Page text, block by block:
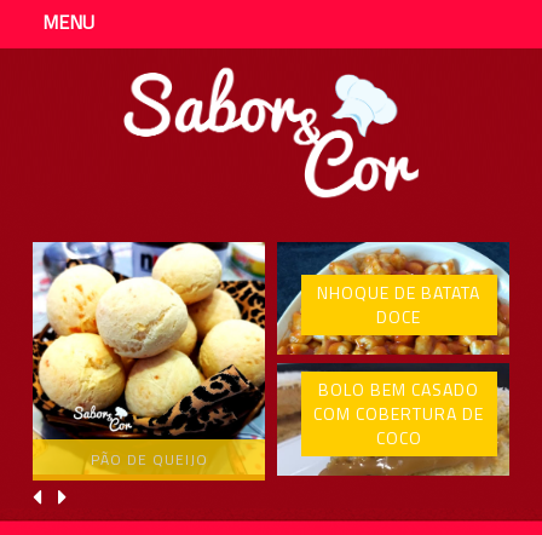
MENU
PÃO DE QUEIJO
NHOQUE DE BATATA
DOCE
BOLO BEM CASADO
COM COBERTURA DE
COCO